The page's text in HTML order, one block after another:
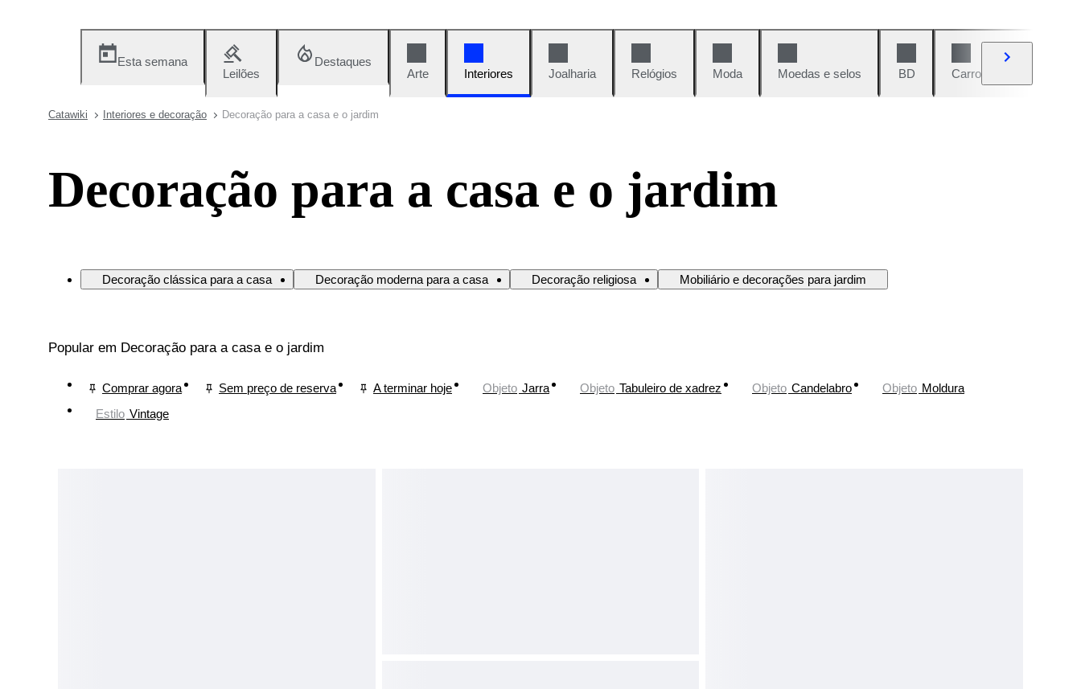
Esta semana
Leilões
Destaques
Arte
Interiores Joalharia Relógios Moda Moedas e selos BD Carros e motos
Catawiki Interiores e decoração Decoração para a casa e o jardim
Decoração para a casa e o jardim
Decoração clássica para a casa Decoração moderna para a casa Decoração religiosa Mobiliário e decorações para jardim
Popular em Decoração para a casa e o jardim
Comprar agora Sem preço de reserva A terminar hoje Objeto Jarra Objeto Tabuleiro de xadrez Objeto Candelabro Objeto Moldura
Estilo Vintage